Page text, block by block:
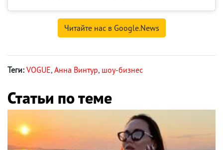
Читайте нас в Google.News
Теги: VOGUE, Анна Винтур, шоу-бизнес
Статьи по теме